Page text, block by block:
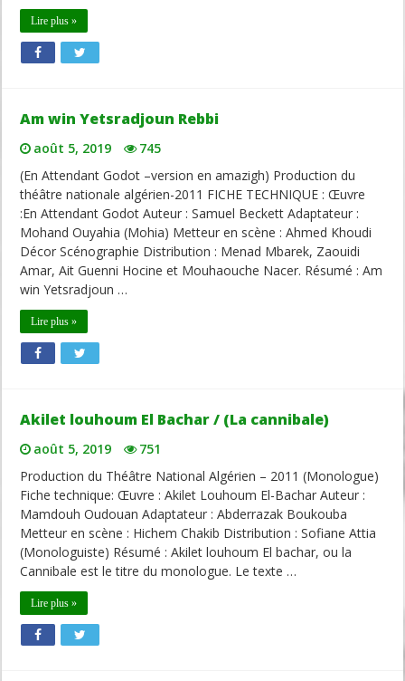
Lire plus »
Am win Yetsradjoun Rebbi
août 5, 2019
745
(En Attendant Godot –version en amazigh) Production du
théâtre nationale algérien-2011 FICHE TECHNIQUE : Œuvre
:En Attendant Godot Auteur : Samuel Beckett Adaptateur :
Mohand Ouyahia (Mohia) Metteur en scène : Ahmed Khoudi
Décor Scénographie Distribution : Menad Mbarek, Zaouidi
Amar, Ait Guenni Hocine et Mouhaouche Nacer. Résumé : Am
win Yetsradjoun …
Lire plus »
Akilet louhoum El Bachar / (La cannibale)
août 5, 2019
751
Production du Théâtre National Algérien – 2011 (Monologue)
Fiche technique: Œuvre : Akilet Louhoum El-Bachar Auteur :
Mamdouh Oudouan Adaptateur : Abderrazak Boukouba
Metteur en scène : Hichem Chakib Distribution : Sofiane Attia
(Monologuiste) Résumé : Akilet louhoum El bachar, ou la
Cannibale est le titre du monologue. Le texte …
Lire plus »